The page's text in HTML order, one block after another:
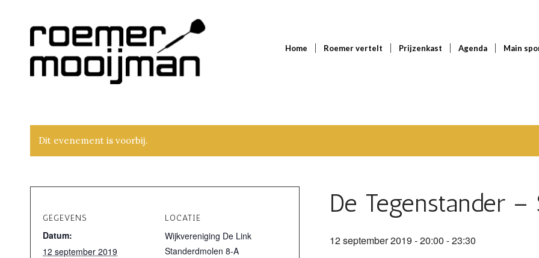
Home Roemer vertelt Prijzenkast Agenda Main
Dit evenement is voorbij.
De Tegenstander
12 september 2019 - 20:00 -23:30
GEGEVENS
Datum:
12 september 2019
LOCATIE
Wijkvereniging De Link
Standerdmolen 8-A